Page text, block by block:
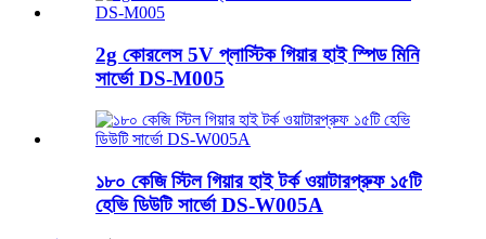
2g কোরলেস 5V প্লাস্টিক গিয়ার হাই স্পিড মিনি
সার্ভো DS-M005
১৮০ কেজি স্টিল গিয়ার হাই টর্ক ওয়াটারপ্রুফ ১৫টি
হেভি ডিউটি ​​সার্ভো DS-W005A